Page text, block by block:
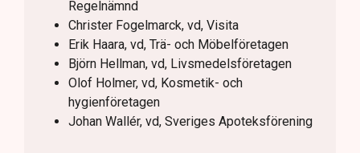
Regelnämnd
Christer Fogelmarck, vd, Visita
Erik Haara, vd, Trä- och Möbelföretagen
Björn Hellman, vd, Livsmedelsföretagen
Olof Holmer, vd, Kosmetik- och
hygienföretagen
Johan Wallér, vd, Sveriges Apoteksförening